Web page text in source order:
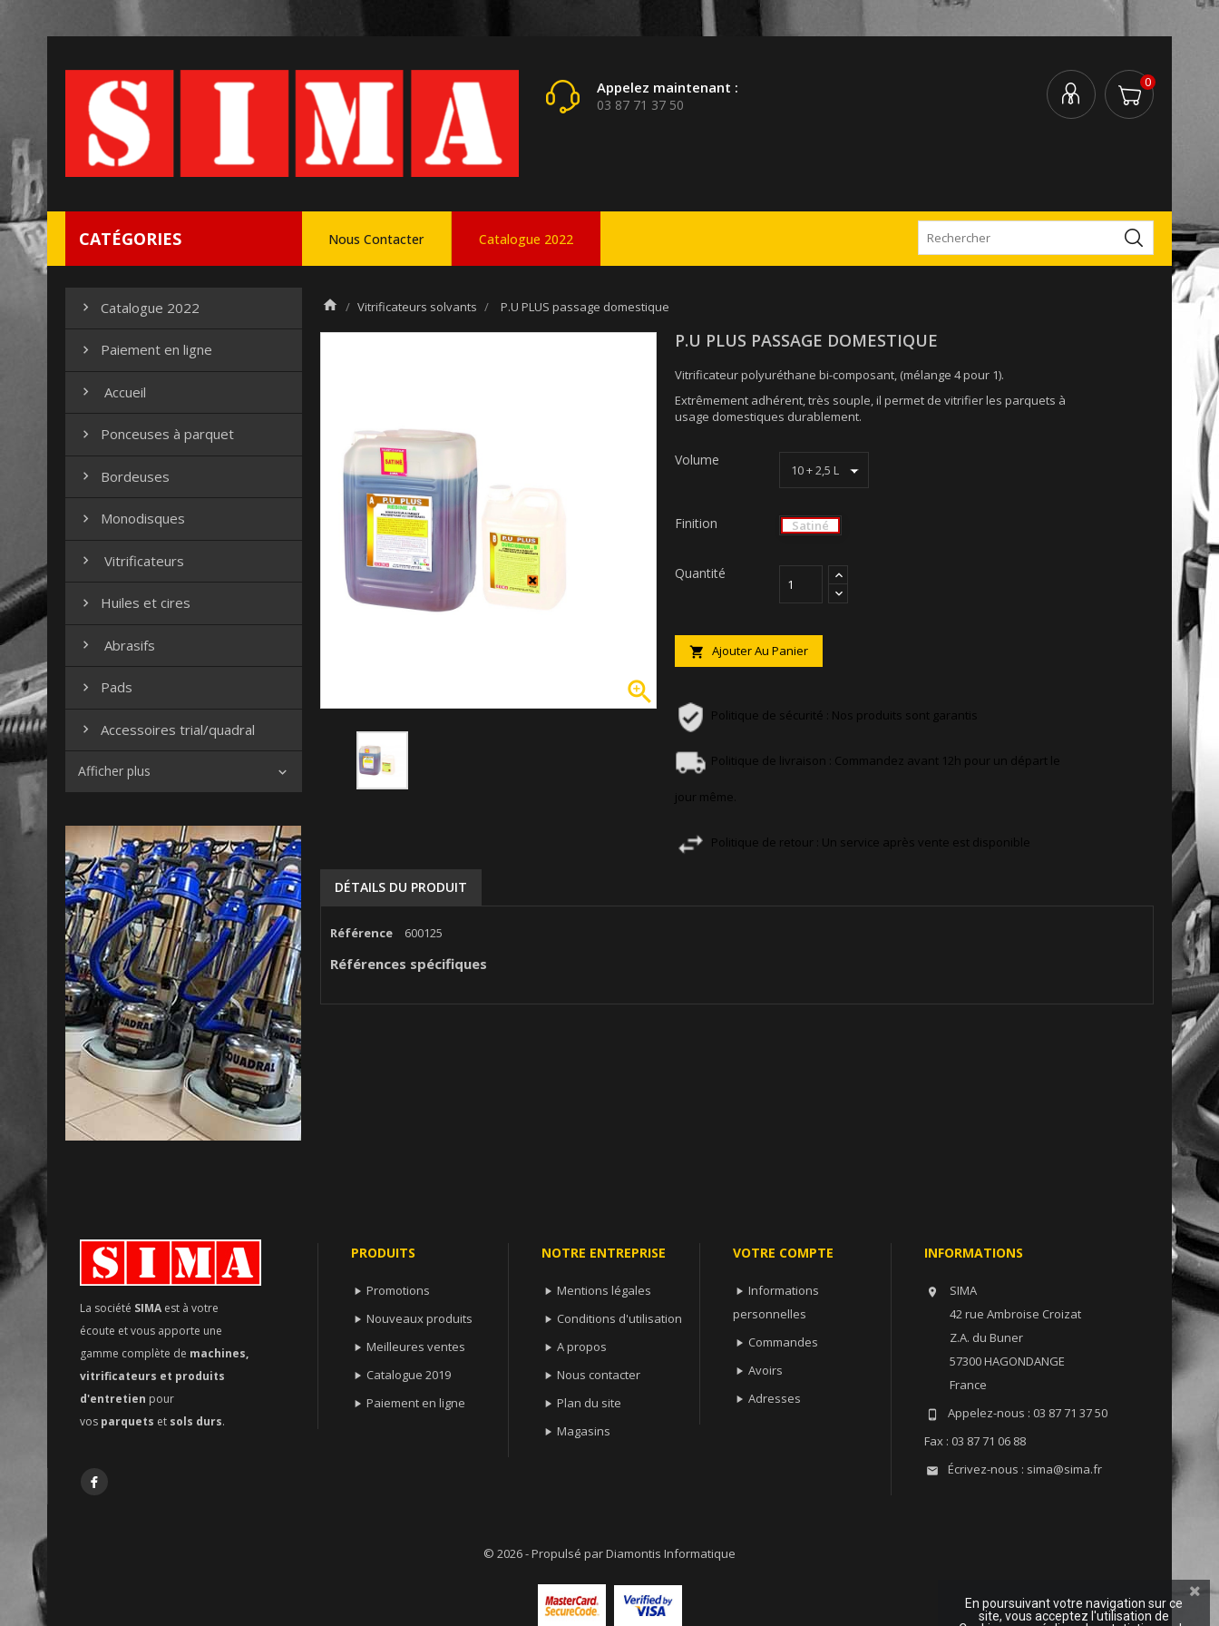
Appelez maintenant :
03 87 71 37 50
0
Nous Contacter Catalogue 2022
CATÉGORIES
 Catalogue 2022
 Paiement en ligne
 Accueil
 Ponceuses à parquet
 Bordeuses
 Monodisques
 Vitrificateurs
 Huiles et cires
 Abrasifs
 Pads
 Accessoires trial/quadral
Afficher plus 
Vitrificateurs solvants P.U PLUS passage domestique

P.U PLUS PASSAGE DOMESTIQUE
Vitrificateur polyuréthane bi-composant, (mélange 4 pour 1).
Extrêmement adhérent, très souple, il permet de vitrifier les parquets à
usage domestiques durablement.
Volume
Finition Satiné
Quantité
 Ajouter Au Panier
Politique de sécurité : Nos produits sont garantis
Politique de livraison : Commandez avant 12h pour un départ le
jour même.
Politique de retour : Un service après vente est disponible
DÉTAILS DU PRODUIT
Référence 600125
Références spécifiques
La société SIMA est à votre
écoute et vous apporte une
gamme complète de machines,
vitrificateurs et produits
d'entretien pour
vos parquets et sols durs.
PRODUITS
 Promotions
 Nouveaux produits
 Meilleures ventes
 Catalogue 2019
 Paiement en ligne
NOTRE ENTREPRISE
 Mentions légales
 Conditions d'utilisation
 A propos
 Nous contacter
 Plan du site
 Magasins
VOTRE COMPTE
 Informations
personnelles
 Commandes
 Avoirs
 Adresses
INFORMATIONS

SIMA
42 rue Ambroise Croizat
Z.A. du Buner
57300 HAGONDANGE
France
 Appelez-nous : 03 87 71 37 50
Fax : 03 87 71 06 88
 Écrivez-nous : sima@sima.fr
© 2026 - Propulsé parDiamontis Informatique
En poursuivant votre navigation sur ce
site, vous acceptez l'utilisation de